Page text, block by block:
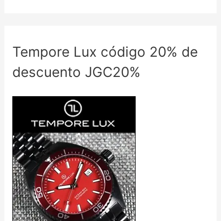
Tempore Lux código 20% de
descuento JGC20%